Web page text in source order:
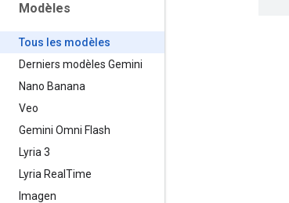
Modèles
Tous les modèles
Derniers modèles Gemini
Nano Banana
Veo
Gemini Omni Flash
Lyria 3
Lyria Real Time
Imagen